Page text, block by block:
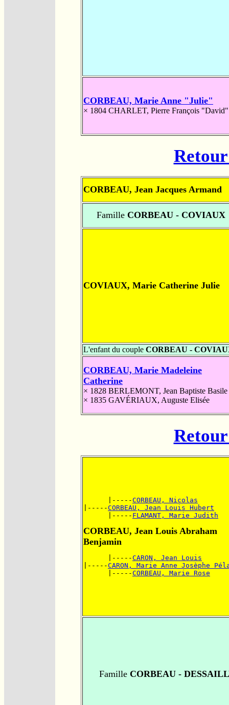
CORBEAU, Marie Anne "Julie"
× 1804 CHARLET, Pierre François "David"
CORBEAU, Jean Jacques Armand
FamilleCORBEAU - COVIAUX
COVIAUX, Marie Catherine Julie
L'enfant du couple CORBEAU -
CORBEAU, Marie Madeleine
Catherine
× 1828 BERLEMONT, Jean Baptiste Basile
× 1835 GAVÉRIAUX, Auguste Elisée
      |-----
CORBEAU, Nicolas
|-----CORBEAU, Jean Louis Hubert
      |-----
FLAMANT, Marie Judith
CORBEAU, Jean Louis Abraham
Benjamin
      |-----
CARON, Jean Louis
|-----CARON, Marie Anne Josèphe
      |-----
CORBEAU, Marie Rose
Famille CORBEAU -